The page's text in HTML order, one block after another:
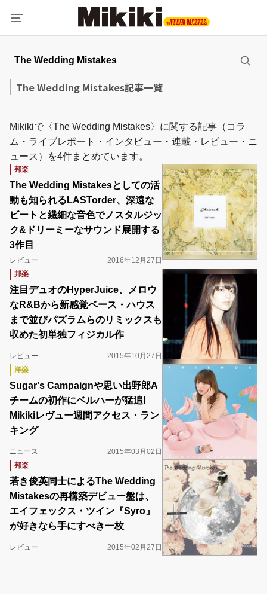
The Wedding Mistakes記事一覧
Mikikiで〈The Wedding Mistakes〉に関する記事（コラ
ム・ライブレポート・インタビュー・連載・レビュー・ニ
ュース）を4件まとめています。
邦楽
The Wedding Mistakesとしての活
動も知られるLASTorder、深遠な
ビートと繊細な音色でノスタルジッ
ク&ドリーミーなサウンド展開する
3作目
レビュー
2016年12月27日
邦楽
注目デュオのHyperJuice、メロウ
なR&Bから新感覚ベース・ハウス
まで並びパズラムらのリミックスも
収めた初単独フィジカル作
レビュー
2015年10月27日
洋楽
Sugar's Campaignや思い出野郎A
チームの初作にベルハーが猛追!
Mikikiレヴュー週間アクセス・ラン
キング
ニュース
2015年03月02日
邦楽
若き俊英同士によるThe Wedding
Mistakesの再構築デビュー盤は、
エイフェックス・ツイン『Syro』
が好きなら手にすべき一枚
レビュー 2015年02月27日